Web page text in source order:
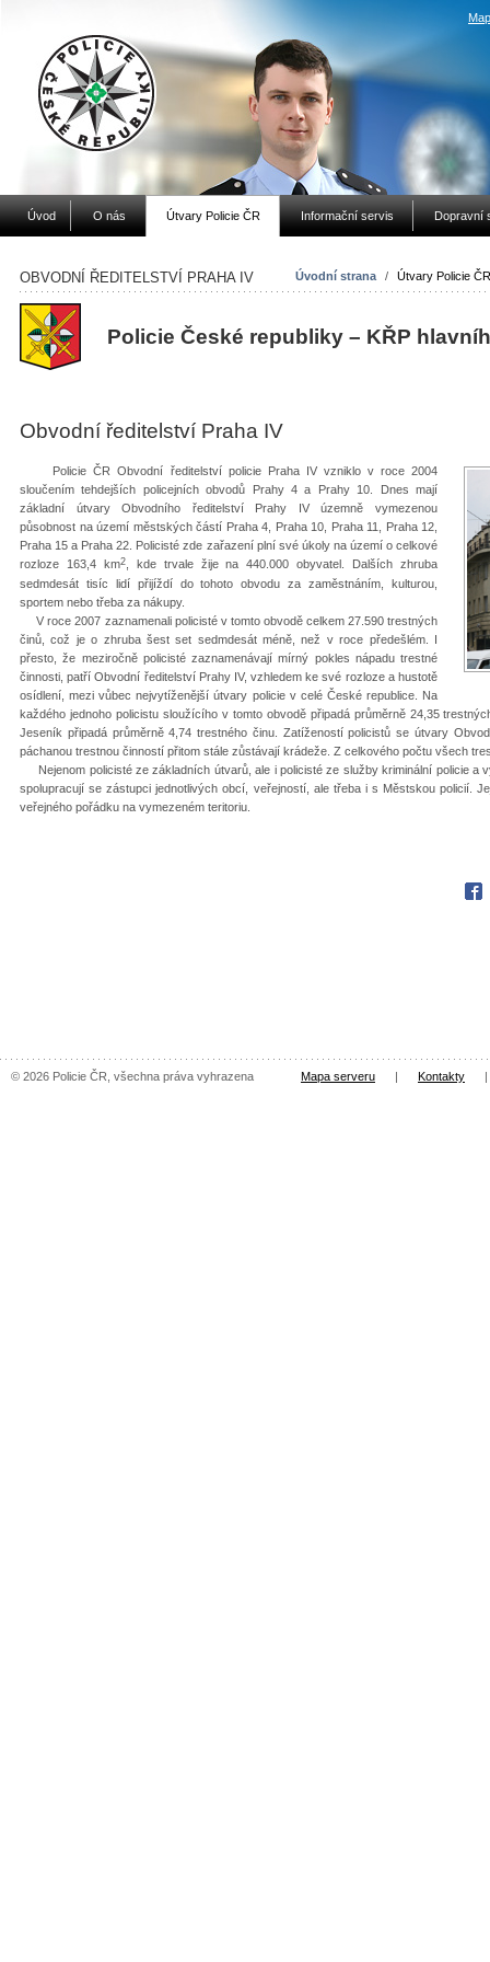
Úvod O nás Útvary Policie ČR Informační servis Dopravní
Úvodní strana / Útvary Policie ČR
OBVODNÍ ŘEDITELSTVÍ PRAHA IV
Policie České republiky – KŘP
Obvodní ředitelství Praha IV
Policie ČR Obvodní ředitelství policie Praha IV vzniklo v roce 2004
sloučením tehdejších policejních obvodů Prahy 4 a Prahy 10. Dnes mají
základní útvary Obvodního ředitelství Prahy IV územně vymezenou
působnost na území městských částí Praha 4, Praha 10, Praha 11, Praha 12,
Praha 15 a Praha 22. Policisté zde zařazení plní své úkoly na území o celkové
rozloze 163,4 km2, kde trvale žije na 440.000 obyvatel. Dalších zhruba
sedmdesát tisíc lidí přijíždí do tohoto obvodu za zaměstnáním, kulturou,
sportem nebo třeba za nákupy.
V roce 2007 zaznamenali policisté v tomto obvodě celkem 27.590 trestných
činů, což je o zhruba šest set sedmdesát méně, než v roce předešlém. I
přesto, že meziročně policisté zaznamenávají mírný pokles nápadu trestné
činnosti, patří Obvodní ředitelství Prahy IV, vzhledem ke své rozloze a hustotě
osídlení, mezi vůbec nejvytíženější útvary policie v celé České republice. Na
každého jednoho policistu sloužícího v tomto obvodě připadá průměrně 24,35
Jeseník připadá průměrně 4,74 trestného činu. Zatížeností policistů se útvary
páchanou trestnou činností přitom stále zůstávají krádeže. Z celkového počtu všech
Nejenom policisté ze základních útvarů, ale i policisté ze služby kriminální policie a
spolupracují se zástupci jednotlivých obcí, veřejností, ale třeba i s Městskou policií.
veřejného pořádku na vymezeném teritoriu.
© 2026 Policie ČR, všechna práva vyhrazena Mapa serveru | Kontakty |